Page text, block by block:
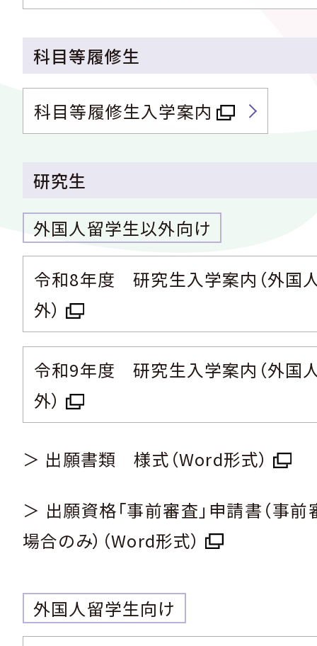
科目等履修生
科目等履修生入学案内
研究生
外国人留学生以外向け
令和8年度 研究生入学案内（外国
外）
令和9年度 研究生入学案内（外国
外）
＞ 出願書類 様式（Word形式）
＞ 出願資格「事前審査」申請書（事
場合のみ）（Word形式）
外国人留学生向け